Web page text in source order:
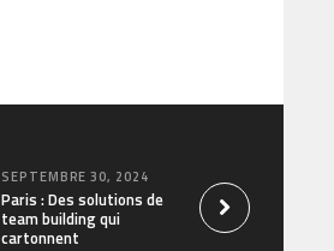
SEPTEMBRE 30, 2024
Paris : Des solutions de
team building qui
cartonnent